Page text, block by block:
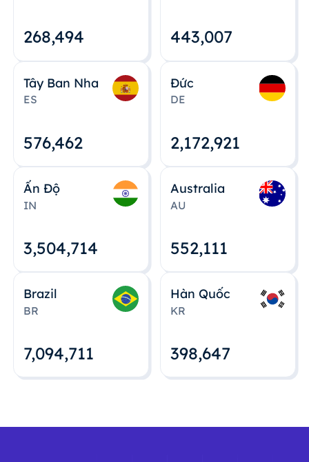
268,495 443,008
Tây Ban Nha
ES
576,463
Đức
DE
2,172,922
Ấn Độ
IN
3,504,715
Australia
AU
552,112
Brazil
BR
7,094,712
Hàn Quốc
KR
398,648